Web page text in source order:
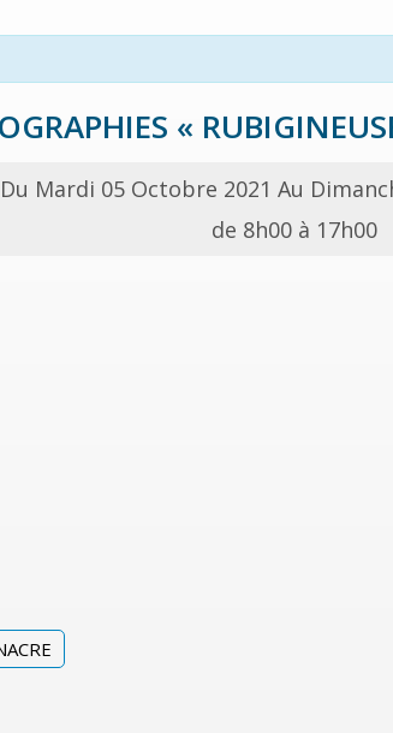
«
Du Mardi 05 Octobre 2021 Au
de 8h00 à 17h00